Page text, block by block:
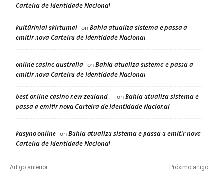
Carteira de Identidade Nacional
kultūriniai skirtumai onBahia atualiza sistema e passa a
emitir nova Carteira de Identidade Nacional
online casino australia onBahia atualiza sistema e passa a
emitir nova Carteira de Identidade Nacional
best online casino new zealand onBahia atualiza sistema e
passa a emitir nova Carteira de Identidade Nacional
kasyno online onBahia atualiza sistema e passa a emitir nova
Carteira de Identidade Nacional
Artigo anterior Próximo artigo